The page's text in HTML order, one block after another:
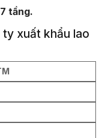
7 tầng.
xuất khẩu lao